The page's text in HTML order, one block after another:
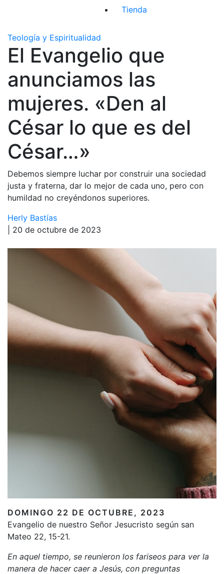
Tienda
Teología y Espiritualidad
El Evangelio que
anunciamos las
mujeres. «Den al
César lo que es del
César…»
Debemos siempre luchar por construir una sociedad
justa y fraterna, dar lo mejor de cada uno, pero con
humildad no creyéndonos superiores.
Herly Bastías
| 20 de octubre de 2023
DOMINGO 22 DE OCTUBRE, 2023
Evangelio de nuestro Señor Jesucristo según san
Mateo 22, 15-21.
En aquel tiempo, se reunieron los fariseos para ver la
manera de hacer caer a Jesús, con preguntas